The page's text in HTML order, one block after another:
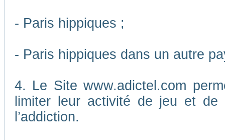
- Paris hippiques ;
- Paris hippiques dans un autre
4. Le Site www.adictel.com
limiter leur activité de jeu et
l’addiction.